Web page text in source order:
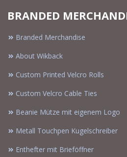
BRANDED
Branded Merchandise
About Wikback
Custom Printed Velcro Rolls
Custom Velcro Cable Ties
Beanie Mütze mit eigenem Logo
Metall Touchpen Kugelschreiber
Enthefter mit Brieföffner